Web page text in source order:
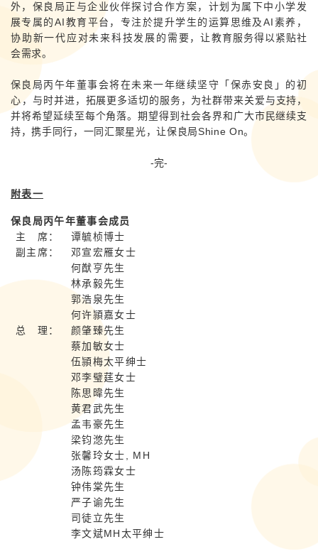
外，保良局正与企业伙伴探讨合作方案，计划为属下中小学发
展专属的AI教育平台，专注於提升学生的运算思维及AI素养，
协助新一代应对未来科技发展的需要，让教育服务得以紧贴社
会需求。
保良局丙午年董事会将在未来一年继续坚守「保赤安良」的初
心，与时并进，拓展更多适切的服务，为社群带来关爱与支持，
并将希望延续至每个角落。期望得到社会各界和广大市民继续支
持，携手同行，一同汇聚星光，让保良局Shine On。
-完-
附表一
保良局丙午年董事会成员
主 席：
谭毓桢博士
副主席：
邓宣宏雁女士
何猷亨先生
林承毅先生
郭浩泉先生
何许頴嘉女士
总 理：
颜肇臻先生
蔡加敏女士
伍頴梅太平绅士
邓李璧莛女士
陈思暐先生
黄君武先生
孟韦豪先生
梁钧滺先生
张馨玲女士, MH
汤陈筠霖女士
钟伟棠先生
严子谕先生
司徒立先生
李文斌MH太平绅士